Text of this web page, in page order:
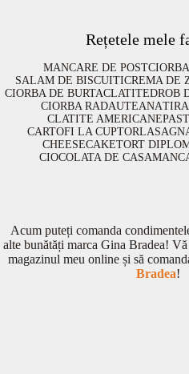
Rețetele mele
MANCARE DE POST
SALAM DE BISCUITICREMA DE
CIORBA DE BURTACLATITEDROB
CIORBA RADAUTEANA
CLATITE AMERICANE
CARTOFI LA CUPTOR
CHEESECAKETORT
CIOCOLATA DE CASA
Acum puteți comanda
alte bunătăți marca Gina Bradea!
magazinul meu online și să
Bradea!